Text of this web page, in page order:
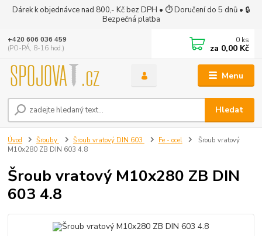
Dárek k objednávce nad 800,- Kč bez DPH • ⏱ Doručení do 5 dnů • 🔒
Bezpečná platba
Menu
Hledat
+420 606 036 459
(PO-PÁ, 8-16 hod.)
0 ks
za 0,00 Kč
Úvod Šrouby Šroub vratový DIN 603 Fe - ocel
Šroub vratový
M10x280 ZB DIN 603 4.8
Šroub vratový M10x280 ZB DIN
603 4.8